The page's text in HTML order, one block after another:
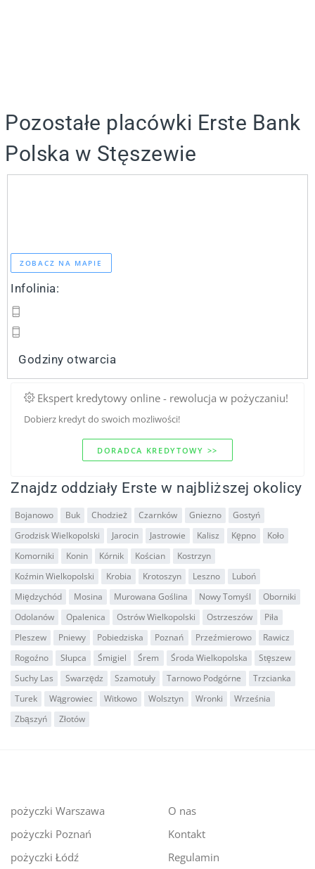
Pozostałe placówki Erste Bank
Polska w Stęszewie
ZOBACZ NA MAPIE
Infolinia:
Godziny otwarcia
Ekspert kredytowy online - rewolucja w pożyczaniu!
Dobierz kredyt do swoich mozliwości!
DORADCA KREDYTOWY >>
Znajdz oddziały Erste w najbliższej okolicy
Bojanowo Buk Chodzież Czarnków Gniezno
Gostyń
Grodzisk Wielkopolski
Jarocin Jastrowie Kalisz Kępno
Koło
Komorniki
Konin Kórnik Kościan
Kostrzyn
Koźmin Wielkopolski
Krobia Krotoszyn Leszno
Luboń
Międzychód
Mosina Murowana Goślina Nowy Tomyśl
Oborniki
Odolanów
Opalenica Ostrów Wielkopolski Ostrzeszów
Piła
Pleszew
Pniewy Pobiedziska Poznań Przeźmierowo
Rawicz
Rogoźno
Słupca Śmigiel Śrem Środa Wielkopolska
Stęszew
Suchy Las
Swarzędz Szamotuły Tarnowo Podgórne
Trzcianka
Turek
Wągrowiec Witkowo Wolsztyn Wronki
Września
Zbąszyń
Złotów
pożyczki Warszawa
pożyczki Poznań
pożyczki Łódź
O nas
Kontakt
Regulamin